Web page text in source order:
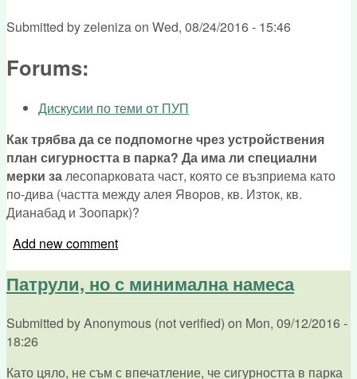
Submitted byzelenizaon Wed, 08/24/2016 - 15:46
Forums:
Дискусии по теми от ПУП
Как трябва да се подпомогне чрез устройствения
план сигурността в парка? Да има ли специални
мерки залесопарковата част, която се възприема като
по-дива (частта между алея Яворов, кв. Изток, кв.
Дианабад и Зоопарк)?
Add new comment
Патрули, но с минимална намеса
Submitted byAnonymous (not verified) on Mon, 09/12/2016 -
18:26
Като цяло, не съм с впечатление, че сигурността в парка